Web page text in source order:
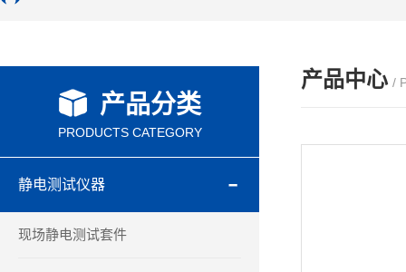
产品分类
PRODUCTS CATEGORY
静电测试仪器
现场静电测试套件
产品中心 /